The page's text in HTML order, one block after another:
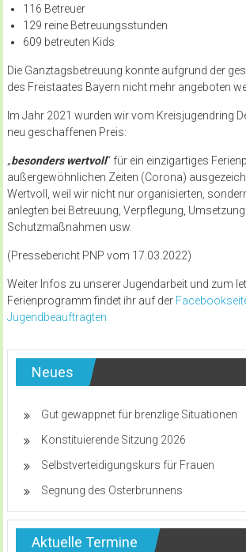
116 Betreuer
129 reine Betreuungsstunden
609 betreuten Kids
Die Ganztagsbetreuung konnte aufgrund der
des Freistaates Bayern nicht mehr angeboten
Im Jahr 2021 wurden wir vom Kreisjugendring
neu geschaffenen Preis:
„besonders wertvoll“ für ein einzigartiges
außergewöhnlichen Zeiten (Corona)
Wertvoll, weil wir nicht nur organisierten,
anlegten bei Betreuung, Verpflegung,
Schutzmaßnahmen usw.
(Pressebericht PNP vom 17.03.2022)
Weiter Infos zu unserer Jugendarbeit und zum
Ferienprogramm findet ihr auf der
Jugendbeauftragten
Neues
Gut gewappnet für brenzlige Situationen
Konstituierende Sitzung 2026
Selbstverteidigungskurs für Frauen
Segnung des Osterbrunnens
Aktuelle Termine